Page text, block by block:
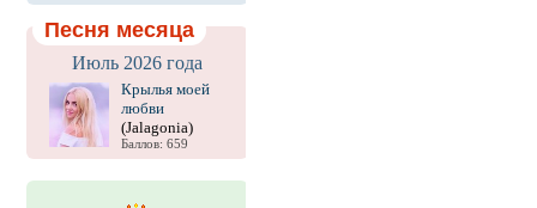
Песня месяца
Июль 2026 года
Крылья моей
любви
(Jalagonia)
Баллов: 659